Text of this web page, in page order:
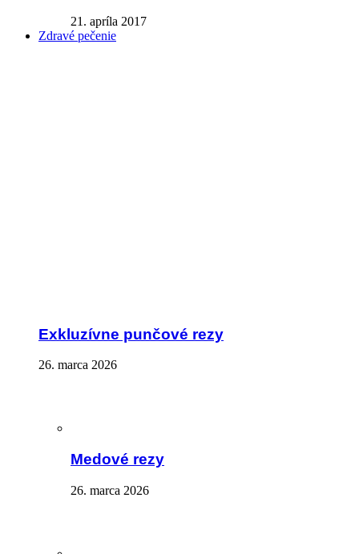
21. apríla 2017
Zdravé pečenie
Exkluzívne punčové rezy
26. marca 2026
Medové rezy
26. marca 2026